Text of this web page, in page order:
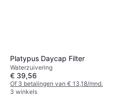
Platypus Daycap Filter
Waterzuivering
€ 39,56
Of 3 betalingen van € 13,18/mnd.
3 winkels